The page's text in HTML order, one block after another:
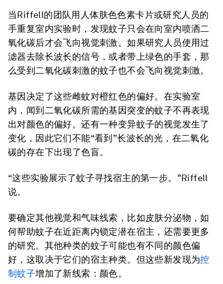
当Riffell的团队用人体肤色色素卡片或研究人员的
手重复室内实验时，发现蚊子只会在向室内喷洒二
氧化碳后才会飞向视觉刺激。如果研究人员使用过
滤器去除长波长的信号，或者带上绿色的手套，那
么受到二氧化碳刺激的蚊子也不会飞向视觉刺激。
基因决定了这些雌蚊对橙红色的偏好。在实验室
内，闻到二氧化碳所需的基因突变的蚊子不再表现
出对颜色的偏好。还有一种变异蚊子的视觉发生了
变化，因此它们不能“看到”长波长的光，在二氧化
碳的存在下出现了色盲。
“这些实验展示了蚊子寻找宿主的第一步。”Riffell
说。
要确定其他视觉和气味线索，比如皮肤分泌物，如
何帮助蚊子在近距离内锁定潜在宿主，还需要更多
的研究。其他种类的蚊子可能也有不同的颜色偏
好，这取决于它们的宿主种类。但这些新发现为控
制蚊子增加了新线索：颜色。